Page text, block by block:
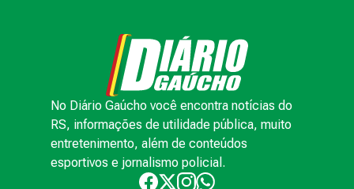
No Diário Gaúcho você encontra notícias do
RS, informações de utilidade pública, muito
entretenimento, além de conteúdos
esportivos e jornalismo policial.